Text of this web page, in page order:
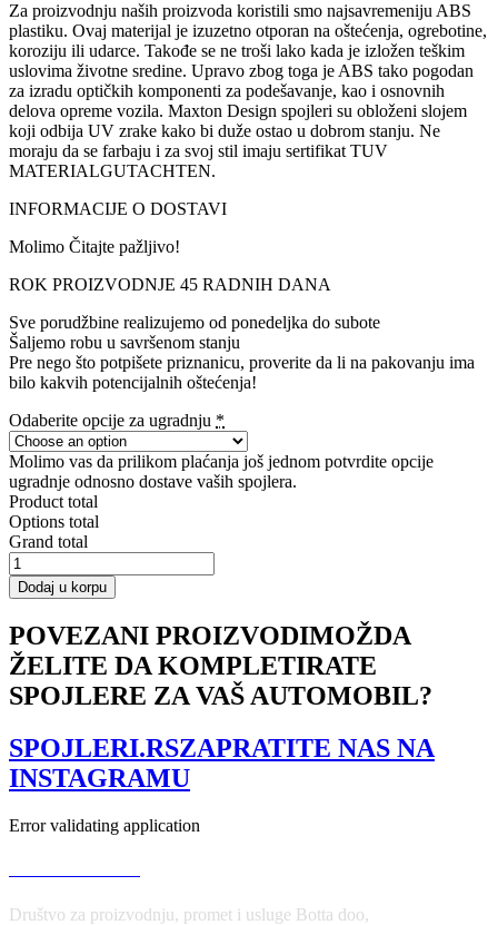
Za proizvodnju naših proizvoda koristili smo najsavremeniju ABS
plastiku. Ovaj materijal je izuzetno otporan na oštećenja, ogrebotine,
koroziju ili udarce. Takođe se ne troši lako kada je izložen teškim
uslovima životne sredine. Upravo zbog toga je ABS tako pogodan
za izradu optičkih komponenti za podešavanje, kao i osnovnih
delova opreme vozila. Maxton Design spojleri su obloženi slojem
koji odbija UV zrake kako bi duže ostao u dobrom stanju. Ne
moraju da se farbaju i za svoj stil imaju sertifikat TUV
MATERIALGUTACHTEN.
INFORMACIJE O DOSTAVI
Molimo Čitajte pažljivo!
ROK PROIZVODNJE 45 RADNIH DANA
Sve porudžbine realizujemo od ponedeljka do subote
Šaljemo robu u savršenom stanju
Pre nego što potpišete priznanicu, proverite da li na pakovanju ima
bilo kakvih potencijalnih oštećenja!
Odaberite opcije za ugradnju *
Molimo vas da prilikom plaćanja još jednom potvrdite opcije
ugradnje odnosno dostave vaših spojlera.
Product total
Options total
Grand total
Side
Skirts
Diffusers
RS5
8T
/
8T
količina
Dodaj u korpu
POVEZANI PROIZVODIMOŽDA
ŽELITE DA KOMPLETIRATE
SPOJLERE ZA VAŠ AUTOMOBIL?
SPOJLERI.RSZAPRATITE NAS NA
INSTAGRAMU
Error validating application
Društvo za proizvodnju, promet i usluge Botta doo,